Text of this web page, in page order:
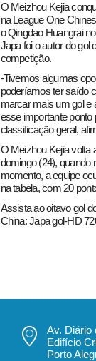
O Meizhou Kejia
na League One
o Qingdao Huangrai
Japa foi o autor do gol
competição.
-Tivemos algumas
poderíamos ter saído
marcar mais um gol e
esse importante
classificação geral,
O Meizhou Kejia volta
domingo (24), quando
momento, a equipe
na tabela, com 20
Assista ao oitavo gol
China:Japa gol-HD
Av. Diário
Edifício
Porto